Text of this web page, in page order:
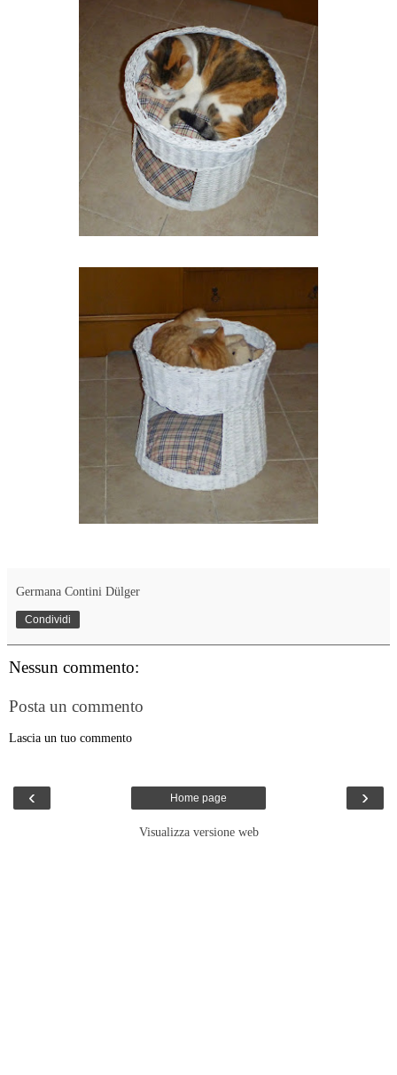
Germana Contini Dülger
Condividi
Nessun commento:
Posta un commento
Lascia un tuo commento
‹ ›
Home page
Visualizza versione web